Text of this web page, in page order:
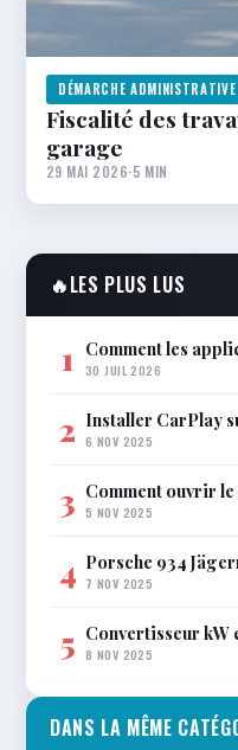
DÉMARCHE ADMINISTRATIVE
Fiscalité des
garage
29 MAI 2026·5 MIN
🔥LES PLUS LUS
1 Comment les
30 JUIL 2026
2 Installer CarPlay
6 NOV 2025
3 Comment ouvrir
5 NOV 2025
4 Porsche 934
7 NOV 2025
5 Convertisseur kW
8 NOV 2025
DANS LA MÊME